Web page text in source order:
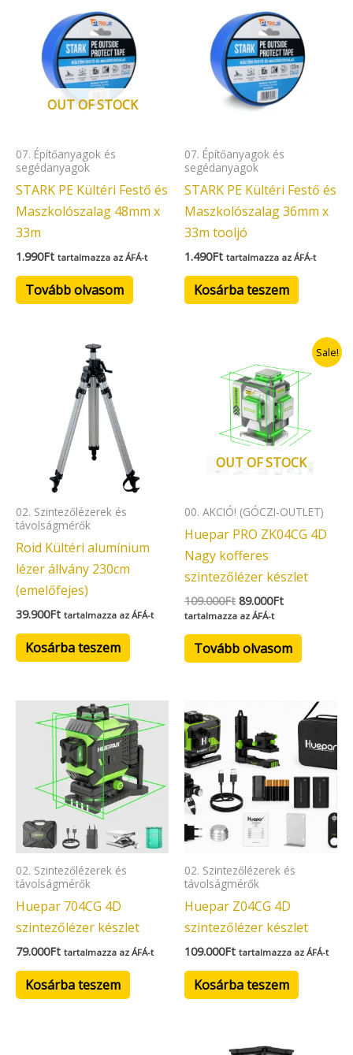
OUT OF STOCK
07. Építőanyagok és
segédanyagok
STARK PE Kültéri Festő és
Maszkolószalag 48mm x
33m
1.990Ft tartalmazza az ÁFÁ-t
Tovább olvasom
07. Építőanyagok és
segédanyagok
STARK PE Kültéri Festő és
Maszkolószalag 36mm x
33m tooljó
1.490Ft tartalmazza az ÁFÁ-t
Kosárba teszem
02. Szintezőlézerek és
távolságmérők
Roid Kültéri alumínium
lézer állvány 230cm
(emelőfejes)
39.900Ft tartalmazza az ÁFÁ-t
Kosárba teszem
Sale!
OUT OF STOCK
00. AKCIÓ! (GÓCZI-OUTLET)
Huepar PRO ZK04CG 4D
Nagy kofferes
szintezőlézer készlet
109.000Ft
price
was:
109.000Ft.
89.000Ft
Current
is:
89.000Ft.
tartalmazza az ÁFÁ-t
Tovább olvasom
02. Szintezőlézerek és
távolságmérők
Huepar 704CG 4D
szintezőlézer készlet
79.000Ft tartalmazza az ÁFÁ-t
Kosárba teszem
02. Szintezőlézerek és
távolságmérők
Huepar Z04CG 4D
szintezőlézer készlet
109.000Ft tartalmazza az ÁFÁ-t
Kosárba teszem